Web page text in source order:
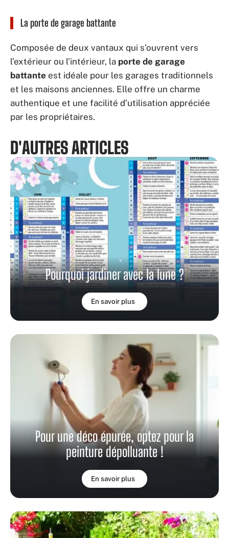
La porte de garage battante
Composée de deux vantaux qui s’ouvrent vers
l’extérieur ou l’intérieur, la porte de garage
battante est idéale pour les garages traditionnels
et les maisons anciennes. Elle offre un charme
authentique et une facilité d’utilisation appréciée
par les propriétaires.
D'AUTRES ARTICLES
Pourquoi jardiner avec la lune ?
En savoir plus
Pour une déco épurée, optez pour la
peinture dépolluante !
En savoir plus